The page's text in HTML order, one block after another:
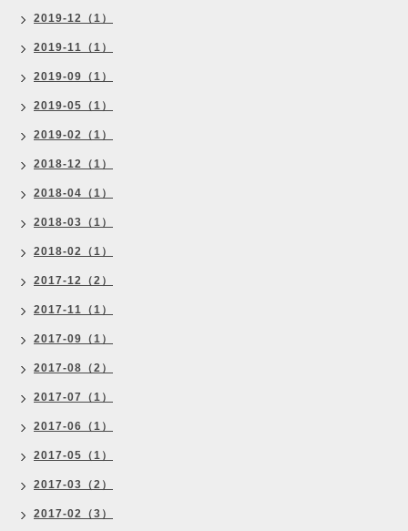
2019-12（1）
2019-11（1）
2019-09（1）
2019-05（1）
2019-02（1）
2018-12（1）
2018-04（1）
2018-03（1）
2018-02（1）
2017-12（2）
2017-11（1）
2017-09（1）
2017-08（2）
2017-07（1）
2017-06（1）
2017-05（1）
2017-03（2）
2017-02（3）